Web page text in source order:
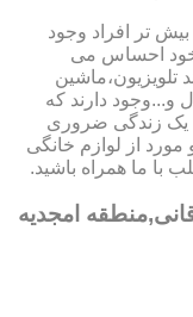
تر افراد وجود
خود احساس می
تلویزیون،ماشین
و...وجود دارند که
یک زندگی ضروری
از لوازم خانگی
با ما همراه باشید.
امجدیه